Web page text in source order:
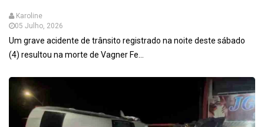
Karoline
05 Julho, 2026
Um grave acidente de trânsito registrado na noite deste sábado
(4) resultou na morte de Vagner Fe...